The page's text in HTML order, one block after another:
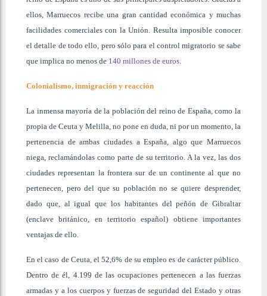
ellos, Marruecos recibe una gran cantidad económica y muchas
facilidades comerciales con la Unión. Resulta imposible conocer
el detalle de todo ello, pero sólo para el control migratorio se sabe
que implica no menos de 140 millones de euros.
Colonialismo, inmigración y reacción
La inmensa mayoría de la población del reino de España, como la
propia de Ceuta y Melilla, no pone en duda, ni por un momento, la
pertenencia de ambas ciudades a España, algo que Marruecos
niega, reclamándolas como parte de su territorio. A la vez, las dos
ciudades representan la frontera sur de un continente al que no
pertenecen, pero del que su población no se quiere desprender,
dado que, al igual que los habitantes del peñón de Gibraltar
(enclave británico, en territorio español) obtiene importantes
ventajas de ello.
En el caso de Ceuta, el 52,6% de su empleo es de carácter público.
Dentro de él, 4.199 de las ocupaciones pertenecen a las fuerzas
armadas y a los cuerpos y fuerzas de seguridad del Estado y otras